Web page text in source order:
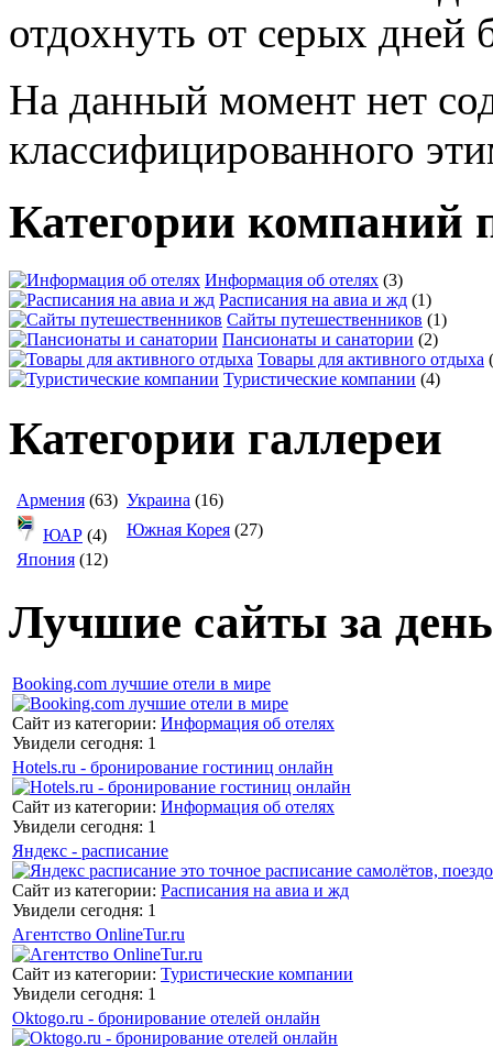
На данный момент нет
классифицированного
Категории компаний
Информация об отелях (3)
Расписания на авиа и жд (1)
Сайты путешественников (1)
Пансионаты и санатории (2)
Товары для активного отдыха
Туристические компании (4)
Категории галлереи
Армения (63) Украина (16)
ЮАР (4) Южная Корея (27)
Япония (12)
Лучшие сайты за день
Booking.com лучшие отели в мире
Сайт из категории: Информация об отелях
Увидели сегодня: 1
Hotels.ru - бронирование гостиниц онлайн
Сайт из категории: Информация об отелях
Увидели сегодня: 1
Яндекс - расписание
Сайт из категории: Расписания на авиа и жд
Увидели сегодня: 1
Агентство OnlineTur.ru
Сайт из категории: Туристические компании
Увидели сегодня: 1
Oktogo.ru - бронирование отелей онлайн